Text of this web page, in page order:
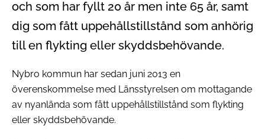
och som har fyllt 20 år men inte 65 år, samt
dig som fått uppehållstillstånd som anhörig
till en flykting eller skyddsbehövande.
Nybro kommun har sedan juni 2013 en
överenskommelse med Länsstyrelsen om mottagande
av nyanlända som fått uppehållstillstånd som flykting
eller skyddsbehövande.